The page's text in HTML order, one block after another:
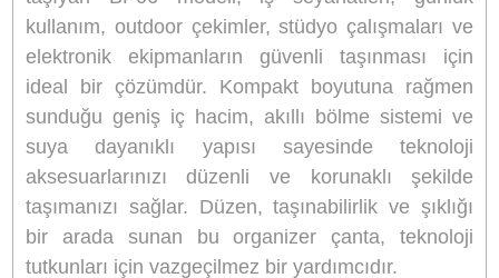
düzenleme ve kullanım kolaylığını
seviyeye taşır.
Suya dayanıklı polyester dış yüzeyi,
hava koşullarında ekipmanlarınızı neme ve
sıvı temasına karşı korumaya yardımcı
Güçlendirilmiş dayanıklı fermuar sistemi,
ömürlü kullanım sunarken içeriğin güvenli
taşınmasını sağlar. 220 × 140 × 95